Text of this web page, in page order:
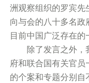
洲观察组织的罗宾先
向与会的八十多名
目前中国广泛存在
除了发言之外，
府和联合国有关官
的个案和专题分别